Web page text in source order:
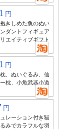
円
きしめた魚のぬい
ダントフィギュア
エイティブギフト
円
、ぬいぐるみ、仙
枕、小魚武器小道
円
レーション付き猫
みでカラフルな羽